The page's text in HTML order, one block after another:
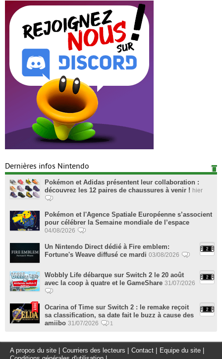
Dernières infos Nintendo
Pokémon et Adidas présentent leur collaboration :
découvrez les 12 paires de chaussures à venir ! hier
Pokémon et l'Agence Spatiale Européenne s’associent
pour célébrer la Semaine mondiale de l’espace
04/08/2026
Un Nintendo Direct dédié à Fire emblem:
Fortune's Weave diffusé ce mardi 03/08/2026
Wobbly Life débarque sur Switch 2 le 20 août
avec la coop à quatre et le GameShare 31/07/2026
Ocarina of Time sur Switch 2 : le remake reçoit
sa classification, sa date fait le buzz à cause des
amiibo 31/07/2026 1
A propos du site Courriers des lecteurs Contact Equipe du site